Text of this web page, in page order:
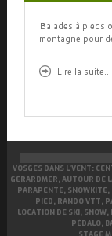
Balades à pieds
montagne pour
Lire la suite...
VOSGES DANS L’VENT:
GERARDMER, AUTOUR DE
PARAPENTE, SNOWKITE,
PIED, RANDO VTT,
LOCATION DE SKI,
PÉDALO,